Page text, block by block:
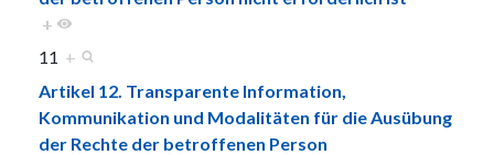
+
11 +
Artikel 12. Transparente Information,
Kommunikation und Modalitäten für die Ausübung
der Rechte der betroffenen Person